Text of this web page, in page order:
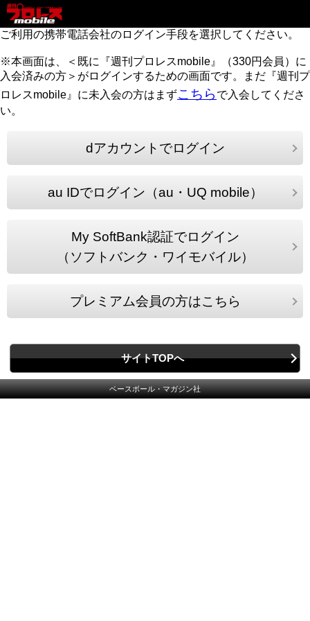
ご利用の携帯電話会社のログイン手段を選択してください。
※本画面は、＜既に『週刊プロレスmobile』（330円会員）に
入会済みの方＞がログインするための画面です。まだ『週刊プ
ロレスmobile』に未入会の方はまずこちら で入会してくださ
い。
dアカウントでログイン
au IDでログイン（au・UQ mobile）
My SoftBank認証でログイン
（ソフトバンク・ワイモバイル）
プレミアム会員の方はこちら
サイトTOPへ
ベースボール・マガジン社